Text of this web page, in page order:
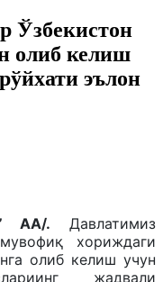
Ўзбекистон
олиб келиш
эълон
АА/. Давлатимиз
хориждаги
олиб келиш учун
жадвали